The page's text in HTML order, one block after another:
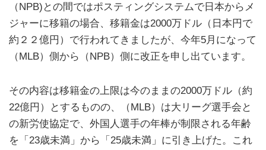
（NPB)との間ではポスティングシステムで日本からメ
ジャーに移籍の場合、移籍金は2000万ドル（日本円で
約２２億円）で行われてきましたが、今年5月になって
（MLB）側から（NPB）側に改正を申し出ています。
その内容は移籍金の上限は今のままの2000万ドル（約
22億円）とするものの、（MLB）は大リーグ選手会と
の新労使協定で、外国人選手の年棒が制限される年齢
を「23歳未満」から「25歳未満」に引き上げた。これ